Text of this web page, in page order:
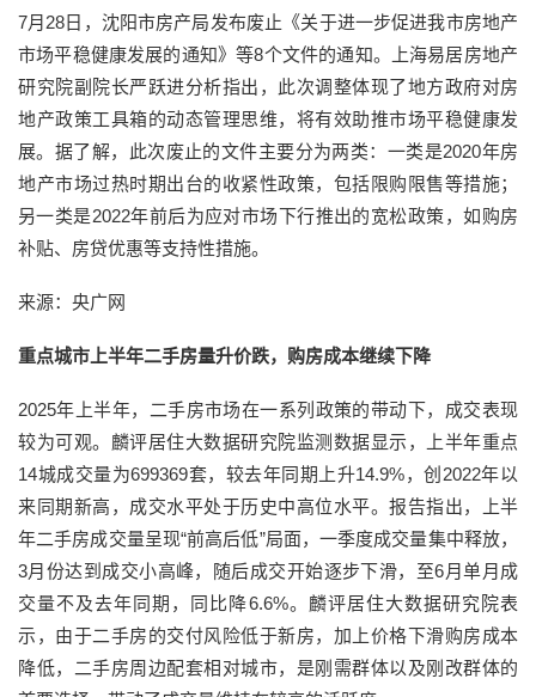
7月28日，沈阳市房产局发布废止《关于进一步促进我市房地产
市场平稳健康发展的通知》等8个文件的通知。上海易居房地产
研究院副院长严跃进分析指出，此次调整体现了地方政府对房
地产政策工具箱的动态管理思维，将有效助推市场平稳健康发
展。据了解，此次废止的文件主要分为两类：一类是2020年房
地产市场过热时期出台的收紧性政策，包括限购限售等措施；
另一类是2022年前后为应对市场下行推出的宽松政策，如购房
补贴、房贷优惠等支持性措施。
来源：央广网
重点城市上半年二手房量升价跌，购房成本继续下降
2025年上半年，二手房市场在一系列政策的带动下，成交表现
较为可观。麟评居住大数据研究院监测数据显示，上半年重点
14城成交量为699369套，较去年同期上升14.9%，创2022年以
来同期新高，成交水平处于历史中高位水平。报告指出，上半
年二手房成交量呈现“前高后低”局面，一季度成交量集中释放，
3月份达到成交小高峰，随后成交开始逐步下滑，至6月单月成
交量不及去年同期，同比降6.6%。麟评居住大数据研究院表
示，由于二手房的交付风险低于新房，加上价格下滑购房成本
降低，二手房周边配套相对城市，是刚需群体以及刚改群体的